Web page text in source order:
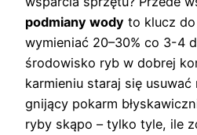
podmiany wody to klucz do
wymieniać 20–30% co 3-4
środowisko ryb w dobrej
karmieniu staraj się
gnijący pokarm
ryby skąpo – tylko tyle, ile